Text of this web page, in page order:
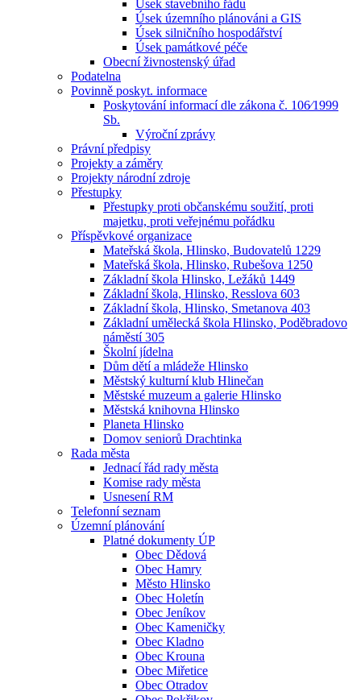
Úsek stavebního řádu
Úsek územního plánováni a GIS
Úsek silničního hospodářství
Úsek památkové péče
Obecní živnostenský úřad
Podatelna
Povinně poskyt. informace
Poskytování informací dle zákona č. 106⁄1999
Sb.
Výroční zprávy
Právní předpisy
Projekty a záměry
Projekty národní zdroje
Přestupky
Přestupky proti občanskému soužití, proti
majetku, proti veřejnému pořádku
Příspěvkové organizace
Mateřská škola, Hlinsko, Budovatelů 1229
Mateřská škola, Hlinsko, Rubešova 1250
Základní škola Hlinsko, Ležáků 1449
Základní škola, Hlinsko, Resslova 603
Základní škola, Hlinsko, Smetanova 403
Základní umělecká škola Hlinsko, Poděbradovo
náměstí 305
Školní jídelna
Dům dětí a mládeže Hlinsko
Městský kulturní klub Hlinečan
Městské muzeum a galerie Hlinsko
Městská knihovna Hlinsko
Planeta Hlinsko
Domov seniorů Drachtinka
Rada města
Jednací řád rady města
Komise rady města
Usnesení RM
Telefonní seznam
Územní plánování
Platné dokumenty ÚP
Obec Dědová
Obec Hamry
Město Hlinsko
Obec Holetín
Obec Jeníkov
Obec Kameničky
Obec Kladno
Obec Krouna
Obec Miřetice
Obec Otradov